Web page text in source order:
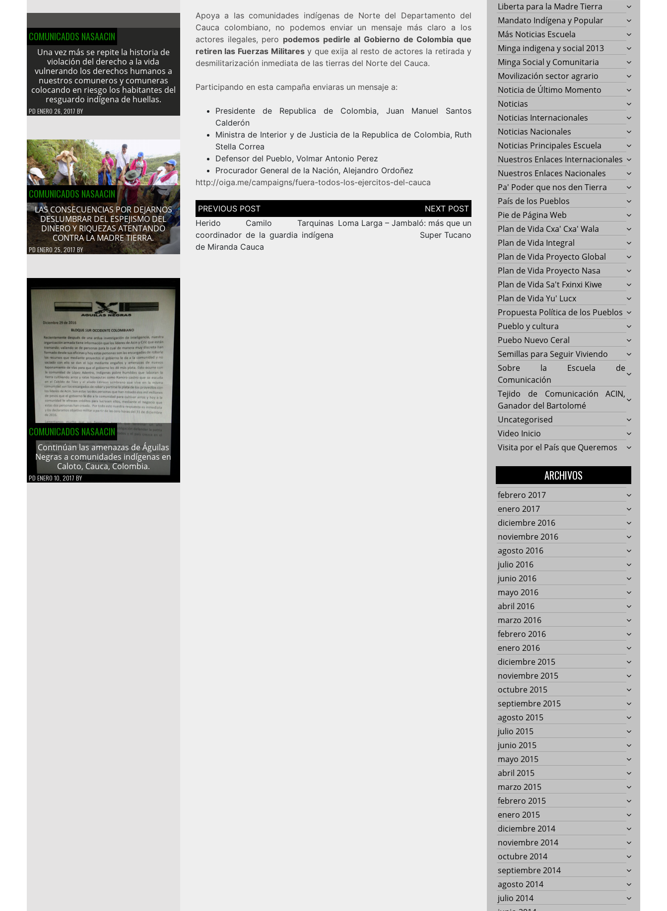
COMUNICADOS NASAACIN
Una vez más se repite la historia de
violación del derecho a la vida
vulnerando los derechos humanos a
nuestros comuneros y comuneras
colocando en riesgo los habitantes del
resguardo indígena de huellas.
PD ENERO 26, 2017 BY
COMUNICADOS NASAACIN
LAS CONSECUENCIAS POR DEJARNOS
DESLUMBRAR DEL ESPEJISMO DEL
DINERO Y RIQUEZAS ATENTANDO
CONTRA LA MADRE TIERRA.
PDENERO 25, 2017 BY
COMUNICADOS NASAACIN
Continúan las amenazas de Águilas
Negras a comunidades indígenas en
Caloto, Cauca, Colombia.
PD ENERO 10, 2017 BY
Apoya a las comunidades indígenas de Norte del Departamento del
Cauca colombiano, no podemos enviar un mensaje más claro a los
actores ilegales, pero podemos pedirle al Gobierno de Colombia que
retiren las Fuerzas Militaresy que exija al resto de actores la retirada y
desmilitarización inmediata de las tierras del Norte del Cauca.
Participando en esta campaña enviaras un mensaje a:
Presidente de Republica de Colombia, Juan Manuel Santos
Calderón
Ministra de Interior y de Justicia de la Republica de Colombia, Ruth
Stella Correa
Defensor del Pueblo, Volmar Antonio Perez
Procurador General de la Nación, Alejandro Ordoñez
http://oiga.me/campaigns/fuera-todos-los-ejercitos-del-cauca
Navegación
de
entradas
Herido Camilo Tarquinas
coordinador de la guardia indígena
de Miranda Cauca
Loma Larga – Jambaló: más que un
Super Tucano
Liberta para la Madre Tierra
Mandato Indígena y Popular
Más Noticias Escuela
Minga indigena y social 2013
Minga Social y Comunitaria
Movilización sector agrario
Noticia de Último Momento
Noticias
Noticias Internacionales
Noticias Nacionales
Noticias Principales Escuela
Nuestros Enlaces Internacionales
Nuestros Enlaces Nacionales
Pa' Poder que nos den Tierra
País de los Pueblos
Pie de Página Web
Plan de Vida Cxa' Cxa' Wala
Plan de Vida Integral
Plan de Vida Proyecto Global
Plan de Vida Proyecto Nasa
Plan de Vida Sa't Fxinxi Kiwe
Plan de Vida Yu' Lucx
Propuesta Política de los Pueblos
Pueblo y cultura
Puebo Nuevo Ceral
Semillas para Seguir Viviendo
Sobre la Escuela de
Comunicación
Tejido de Comunicación ACIN,
Ganador del Bartolomé
Uncategorised
Video Inicio
Visita por el País que Queremos
ARCHIVOS
febrero 2017
enero 2017
diciembre 2016
noviembre 2016
agosto 2016
julio 2016
junio 2016
mayo 2016
abril 2016
marzo 2016
febrero 2016
enero 2016
diciembre 2015
noviembre 2015
octubre 2015
septiembre 2015
agosto 2015
julio 2015
junio 2015
mayo 2015
abril 2015
marzo 2015
febrero 2015
enero 2015
diciembre 2014
noviembre 2014
octubre 2014
septiembre 2014
agosto 2014
julio 2014